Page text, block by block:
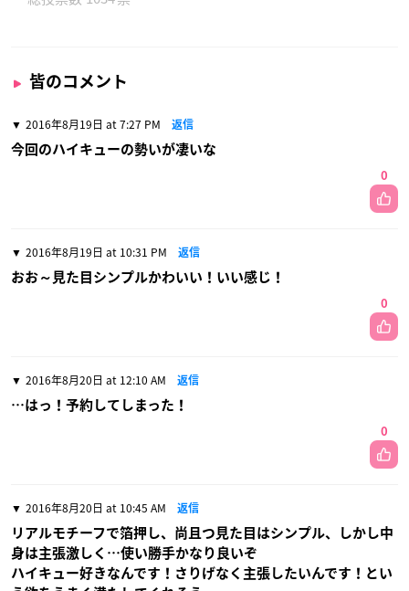
皆のコメント
2016年8月19日 at 7:27 PM 返信
今回のハイキューの勢いが凄いな
0
2016年8月19日 at 10:31 PM 返信
おお～見た目シンプルかわいい！いい感じ！
0
2016年8月20日 at 12:10 AM 返信
…はっ！予約してしまった！
0
2016年8月20日 at 10:45 AM 返信
リアルモチーフで箔押し、尚且つ見た目はシンプル、しかし中
身は主張激しく…使い勝手かなり良いぞ
ハイキュー好きなんです！さりげなく主張したいんです！とい